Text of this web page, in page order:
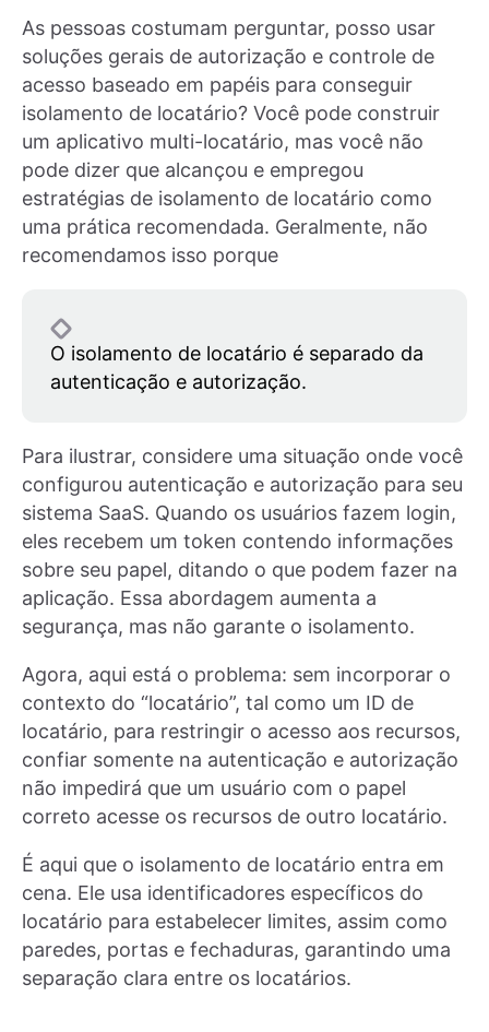
As pessoas costumam perguntar, posso usar
soluções gerais de autorização e controle de
acesso baseado em papéis para conseguir
isolamento de locatário? Você pode construir
um aplicativo multi-locatário, mas você não
pode dizer que alcançou e empregou
estratégias de isolamento de locatário como
uma prática recomendada. Geralmente, não
recomendamos isso porque
O isolamento de locatário é separado da
autenticação e autorização.
Para ilustrar, considere uma situação onde você
configurou autenticação e autorização para seu
sistema SaaS. Quando os usuários fazem login,
eles recebem um token contendo informações
sobre seu papel, ditando o que podem fazer na
aplicação. Essa abordagem aumenta a
segurança, mas não garante o isolamento.
Agora, aqui está o problema: sem incorporar o
contexto do “locatário”, tal como um ID de
locatário, para restringir o acesso aos recursos,
confiar somente na autenticação e autorização
não impedirá que um usuário com o papel
correto acesse os recursos de outro locatário.
É aqui que o isolamento de locatário entra em
cena. Ele usa identificadores específicos do
locatário para estabelecer limites, assim como
paredes, portas e fechaduras, garantindo uma
separação clara entre os locatários.